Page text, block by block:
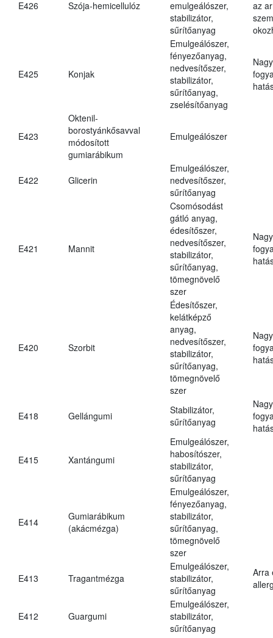
E426 Szója-hemicellulóz
emulgeálószer,
stabilizátor,
sűrítőanyag
az
E425 Konjak
Emulgeálószer,
fényezőanyag,
nedvesítőszer,
stabilizátor,
sűrítőanyag,
zselésítőanyag
E423
Oktenil-
borostyánkősavval
módosított
gumiarábikum
Emulgeálószer
E422 Glicerin
Emulgeálószer,
nedvesítőszer,
sűrítőanyag
E421 Mannit
Csomósodást
gátló anyag,
édesítőszer,
nedvesítőszer,
stabilizátor,
sűrítőanyag,
tömegnövelő
szer
E420 Szorbit
Édesítőszer,
kelátképző
anyag,
nedvesítőszer,
stabilizátor,
sűrítőanyag,
tömegnövelő
szer
E418 Gellángumi
Stabilizátor,
sűrítőanyag
E415 Xantángumi
Emulgeálószer,
habosítószer,
stabilizátor,
sűrítőanyag
E414
Gumiarábikum
(akácmézga)
Emulgeálószer,
fényezőanyag,
stabilizátor,
sűrítőanyag,
tömegnövelő
szer
E413 Tragantmézga
Emulgeálószer,
stabilizátor,
sűrítőanyag
Arra
E412 Guargumi
Emulgeálószer,
stabilizátor,
sűrítőanyag